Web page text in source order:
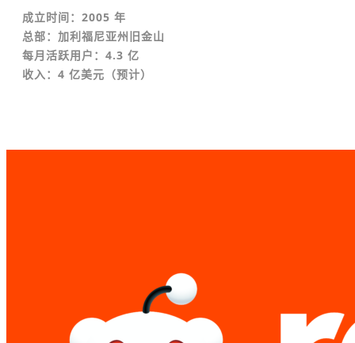
成立时间：2005 年
总部：加利福尼亚州旧金山
每月活跃用户：4.3 亿
收入：4 亿美元（预计）